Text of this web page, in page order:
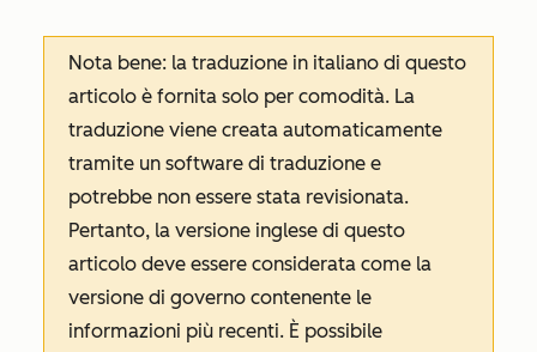
Nota bene: la traduzione in italiano di questo
articolo è fornita solo per comodità. La
traduzione viene creata automaticamente
tramite un software di traduzione e
potrebbe non essere stata revisionata.
Pertanto, la versione inglese di questo
articolo deve essere considerata come la
versione di governo contenente le
informazioni più recenti. È possibile